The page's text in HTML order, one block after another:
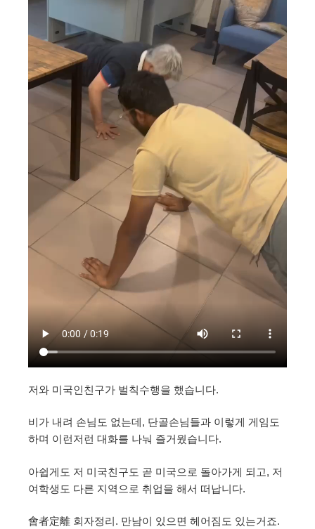
저와 미국인친구가 벌칙수행을 했습니다.
비가 내려 손님도 없는데, 단골손님들과 이렇게 게임도
하며 이런저런 대화를 나눠 즐거웠습니다.
아쉽게도 저 미국친구도 곧 미국으로 돌아가게 되고, 저
여학생도 다른 지역으로 취업을 해서 떠납니다.
會者定離 회자정리. 만남이 있으면 헤어짐도 있는거죠.